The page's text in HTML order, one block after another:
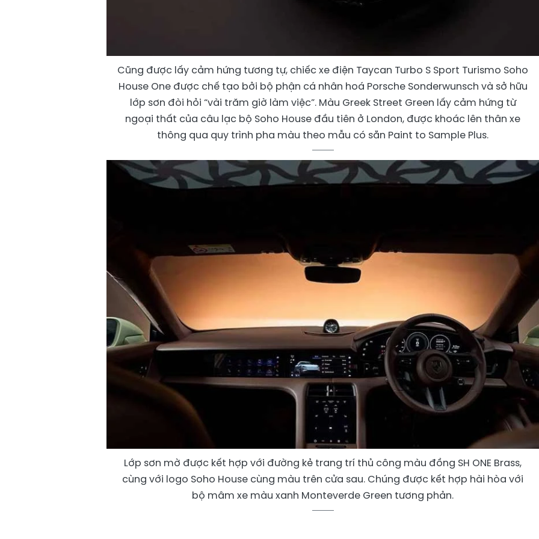
Cũng được lấy cảm hứng tương tự, chiếc xe điện Taycan Turbo S Sport Turismo Soho
House One được chế tạo bởi bộ phận cá nhân hoá Porsche Sonderwunsch và sở hữu
lớp sơn đòi hỏi “vài trăm giờ làm việc”. Màu Greek Street Green lấy cảm hứng từ
ngoại thất của câu lạc bộ Soho House đầu tiên ở London, được khoác lên thân xe
thông qua quy trình pha màu theo mẫu có sẵn Paint to Sample Plus.
Lớp sơn mờ được kết hợp với đường kẻ trang trí thủ công màu đồng SH ONE Brass,
cùng với logo Soho House cùng màu trên cửa sau. Chúng được kết hợp hài hòa với
bộ mâm xe màu xanh Monteverde Green tương phản.